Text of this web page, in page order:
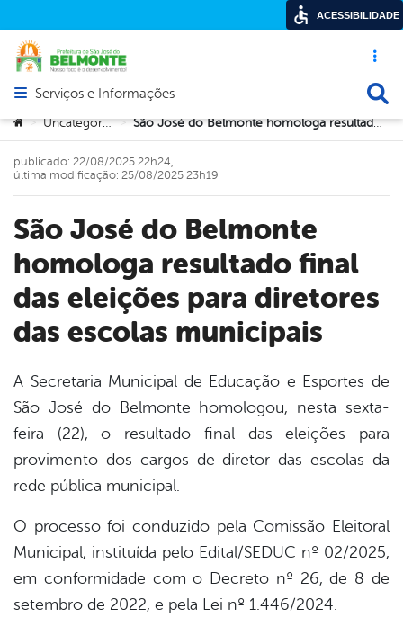
Acesso
Abrir menu principal de navegação
Serviços e Informações
Você está aqui:
> Uncategorized > São José do Belmonte homologa resultado final das eleições para diretores das escolas municipais
São José do Belmonte
homologa resultado final
das eleições para diretores
das escolas municipais
publicado: 22/08/2025 22h24,
última modificação: 25/08/2025 23h19
A Secretaria Municipal de Educação e Esportes de
São José do Belmonte homologou, nesta sexta-
feira (22), o resultado final das eleições para
provimento dos cargos de diretor das escolas da
rede pública municipal.
O processo foi conduzido pela Comissão Eleitoral
Municipal, instituída pelo Edital/SEDUC nº 02/2025,
em conformidade com o Decreto nº 26, de 8 de
setembro de 2022, e pela Lei nº 1.446/2024.
ACESSIBILIDADE